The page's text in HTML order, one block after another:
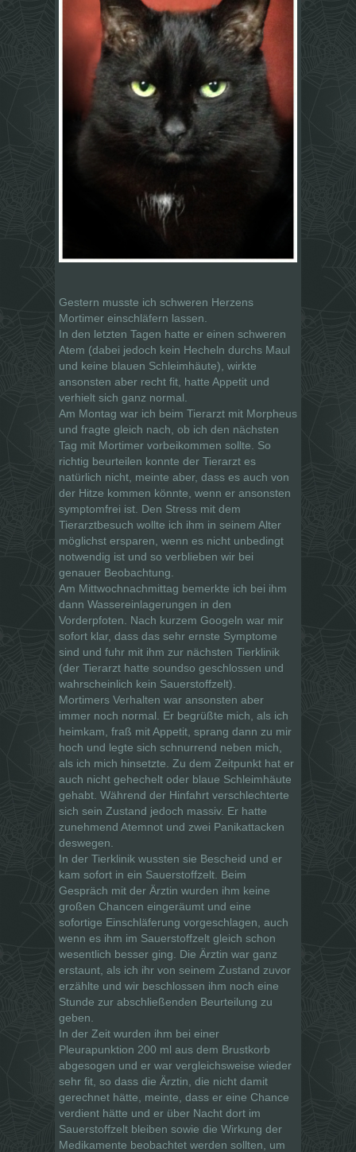
Gestern musste ich schweren Herzens
Mortimer einschläfern lassen.
In den letzten Tagen hatte er einen schweren
Atem (dabei jedoch kein Hecheln durchs Maul
und keine blauen Schleimhäute), wirkte
ansonsten aber recht fit, hatte Appetit und
verhielt sich ganz normal.
Am Montag war ich beim Tierarzt mit Morpheus
und fragte gleich nach, ob ich den nächsten
Tag mit Mortimer vorbeikommen sollte. So
richtig beurteilen konnte der Tierarzt es
natürlich nicht, meinte aber, dass es auch von
der Hitze kommen könnte, wenn er ansonsten
symptomfrei ist. Den Stress mit dem
Tierarztbesuch wollte ich ihm in seinem Alter
möglichst ersparen, wenn es nicht unbedingt
notwendig ist und so verblieben wir bei
genauer Beobachtung.
Am Mittwochnachmittag bemerkte ich bei ihm
dann Wassereinlagerungen in den
Vorderpfoten. Nach kurzem Googeln war mir
sofort klar, dass das sehr ernste Symptome
sind und fuhr mit ihm zur nächsten Tierklinik
(der Tierarzt hatte soundso geschlossen und
wahrscheinlich kein Sauerstoffzelt).
Mortimers Verhalten war ansonsten aber
immer noch normal. Er begrüßte mich, als ich
heimkam, fraß mit Appetit, sprang dann zu mir
hoch und legte sich schnurrend neben mich,
als ich mich hinsetzte. Zu dem Zeitpunkt hat er
auch nicht gehechelt oder blaue Schleimhäute
gehabt. Während der Hinfahrt verschlechterte
sich sein Zustand jedoch massiv. Er hatte
zunehmend Atemnot und zwei Panikattacken
deswegen.
In der Tierklinik wussten sie Bescheid und er
kam sofort in ein Sauerstoffzelt. Beim
Gespräch mit der Ärztin wurden ihm keine
großen Chancen eingeräumt und eine
sofortige Einschläferung vorgeschlagen, auch
wenn es ihm im Sauerstoffzelt gleich schon
wesentlich besser ging. Die Ärztin war ganz
erstaunt, als ich ihr von seinem Zustand zuvor
erzählte und wir beschlossen ihm noch eine
Stunde zur abschließenden Beurteilung zu
geben.
In der Zeit wurden ihm bei einer
Pleurapunktion 200 ml aus dem Brustkorb
abgesogen und er war vergleichsweise wieder
sehr fit, so dass die Ärztin, die nicht damit
gerechnet hätte, meinte, dass er eine Chance
verdient hätte und er über Nacht dort im
Sauerstoffzelt bleiben sowie die Wirkung der
Medikamente beobachtet werden sollten, um